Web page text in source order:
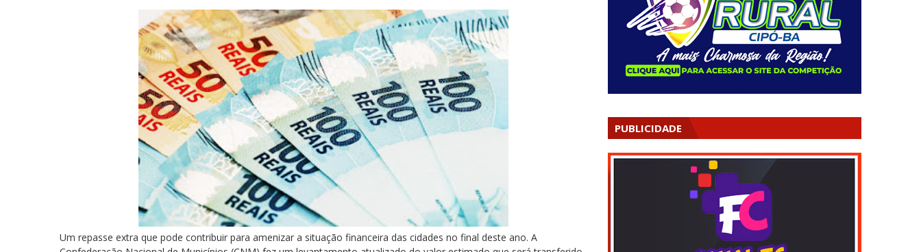
Um repasse extra que pode contribuir para amenizar a situação financeira das cidades no final deste ano. A
PUBLICIDADE